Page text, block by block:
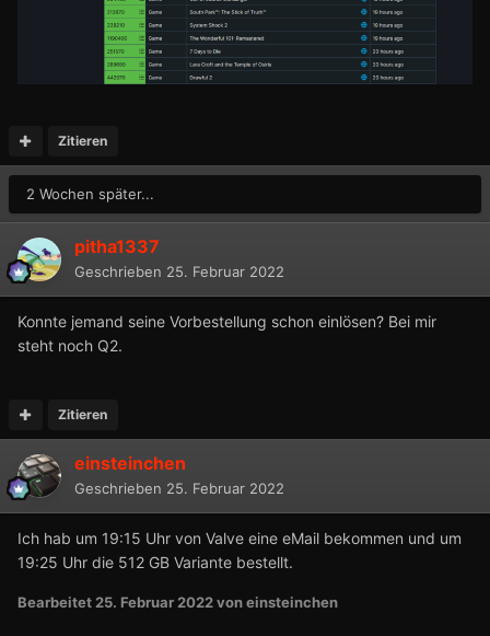
Zitieren
2 Wochen später...
pitha1337
Geschrieben 25. Februar 2022
Konnte jemand seine Vorbestellung schon einlösen? Bei mir
steht noch Q2.
Zitieren
einsteinchen
Geschrieben 25. Februar 2022
Ich hab um 19:15 Uhr von Valve eine eMail bekommen und um
19:25 Uhr die 512 GB Variante bestellt.
Bearbeitet 25. Februar 2022von einsteinchen